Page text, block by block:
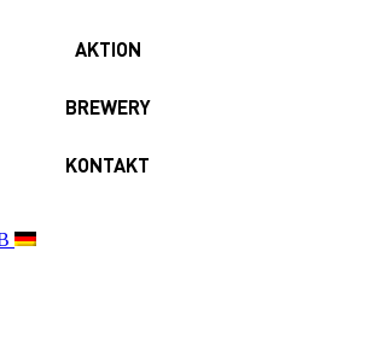
AKTION
BREWERY
KONTAKT